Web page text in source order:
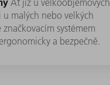
Ať již u velkoobjemových
malých nebo velkých
systémem
a bezpečně.